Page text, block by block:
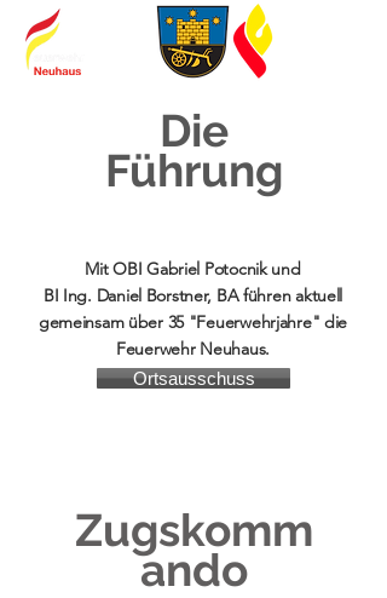
Die
Führung
Mit OBI Gabriel Potocnik und
BI Ing. Daniel Borstner, BA führen aktuell
gemeinsam über 35 "Feuerwehrjahre" die
Feuerwehr Neuhaus.
Ortsausschuss
Zugskomm
ando